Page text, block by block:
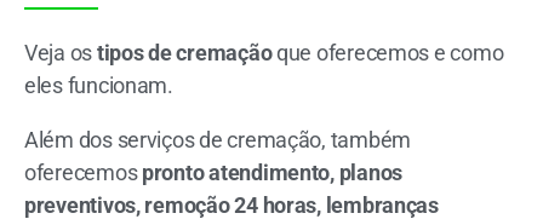
Veja ostipos de cremaçãoque oferecemos e como
eles funcionam.
Além dos serviços de cremação, também
oferecemospronto atendimento, planos
preventivos, remoção 24 horas, lembranças